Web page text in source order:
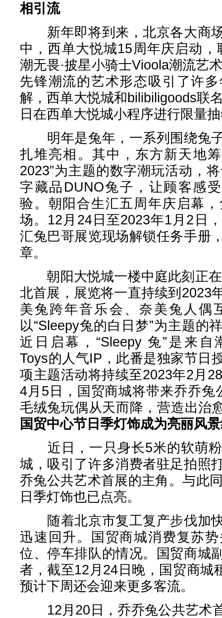
相引流
新年即将到来，北京各大商
中，西单大悦城15周年庆启动，
潮无畏·披星小骑士Vioola潮流艺
先锋潮流的艺术形态吸引了许
解，西单大悦城和bilibiligoods联
日在西单大悦城小程序进行限量
明年是兔年，一系列围绕兔
扎堆亮相。其中，东方新天地
2023”为主题的数字潮玩活动，
字藏品DUNO兔子，让顾客感
验。朝阳合生汇五周年庆启幕
场。12月24日至2023年1月2日
汇兔巴哥展览现场解锁任务手册
章。
朝阳大悦城一楼中庭此刻正在
北首展，展览将一直持续到2023
美兔跨年音乐会、奈美兔人偶
以“Sleepy兔的白日梦”为主题的
近日启幕，“Sleepy 兔”是来自
Toys的人气IP，此番是独家节日
项主题活动将持续至2023年2月
4月5日，国贸商城将带来乔乔兔
毛绒兔玩偶从天而降，营造出治
国贸中心节日季灯饰成为亮丽风
近日，一只身长5米的软萌粉
城，吸引了许多消费者驻足拍照
乔兔公共艺术首展的主角。与此
日季灯饰也已点亮。
随着北京市复工复产步伐加
迅速回升。国贸商城消费复苏
位、停车排队的情况。国贸商城
者，截至12月24日晚，国贸商城
预计下周还会迎来更多客流。
12月20日，乔乔兔公共艺术